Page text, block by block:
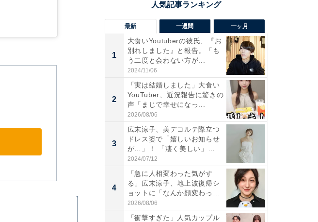
最新 一週間 一ヶ月
1
大食いYoutuberの彼氏、『お
別れしました』と報告。「も
う二度と会わない方が...
2024/11/06
2
「実は結婚しました」大食い
YouTuber、近況報告に驚きの
声「まじで幸せになっ...
2026/08/06
3
広末涼子、美デコルテ際立つ
ドレス姿で「嬉しいお知らせ
が…」！ 「凄く美しい」
「透...
2024/07/12
4
「急に人相変わった気がす
る」広末涼子、地上波復帰シ
ョットに「なんか顔変わっ
た」の...
2026/08/06
「衝撃すぎた」人気カップル